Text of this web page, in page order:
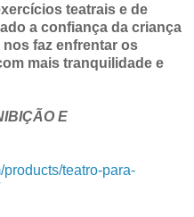
teatrais e de
a confiança da criança
faz enfrentar os
mais tranquilidade e
E
teatro-para-